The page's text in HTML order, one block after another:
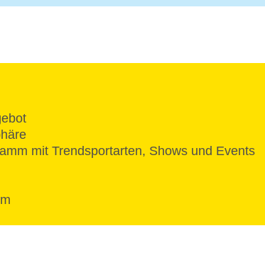
mit Trendsportarten, Shows und Events